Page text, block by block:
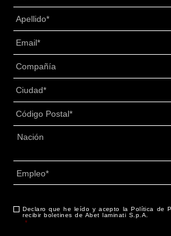
Titolo *
Postal
Dirección
País
Consentimiento *
Declaro que he leído y acepto la Política de
recibir boletines de Abet laminati S.p.A.
*